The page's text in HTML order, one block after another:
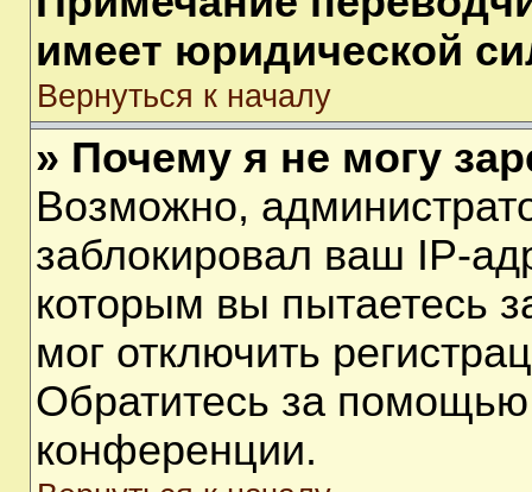
имеет юридической
Вернуться к началу
» Почему я не могу
Возможно,
заблокировал ваш IP-
которым вы пытаетесь
мог отключить
Обратитесь за помощью
конференции.